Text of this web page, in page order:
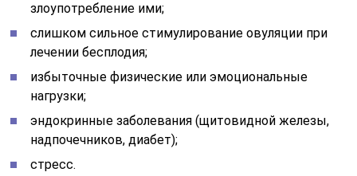
злоупотребление ими;
слишком сильное стимулирование овуляции при
лечении бесплодия;
избыточные физические или эмоциональные
нагрузки;
эндокринные заболевания (щитовидной железы,
надпочечников, диабет);
стресс.